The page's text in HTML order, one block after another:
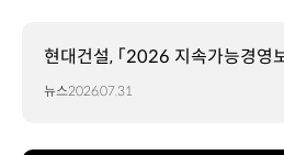
현대건설, 「2026 지속가능경영
뉴스2026.07.31